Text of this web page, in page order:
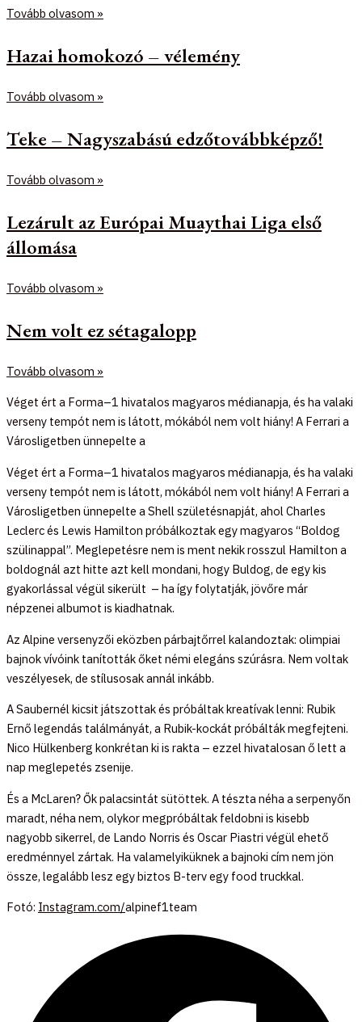
Tovább olvasom »
Hazai homokozó – vélemény
Tovább olvasom »
Teke – Nagyszabású edzőtovábbképző!
Tovább olvasom »
Lezárult az Európai Muaythai Liga első
állomása
Tovább olvasom »
Nem volt ez sétagalopp
Tovább olvasom »
Véget ért a Forma–1 hivatalos magyaros médianapja, és ha valaki
verseny tempót nem is látott, mókából nem volt hiány! A Ferrari a
Városligetben ünnepelte a
Véget ért a Forma–1 hivatalos magyaros médianapja, és ha valaki
verseny tempót nem is látott, mókából nem volt hiány! A Ferrari a
Városligetben ünnepelte a Shell születésnapját, ahol Charles
Leclerc és Lewis Hamilton próbálkoztak egy magyaros “Boldog
szülinappal”. Meglepetésre nem is ment nekik rosszul Hamilton a
boldognál azt hitte azt kell mondani, hogy Buldog, de egy kis
gyakorlással végül sikerült – ha így folytatják, jövőre már
népzenei albumot is kiadhatnak.
Az Alpine versenyzői eközben párbajtőrrel kalandoztak: olimpiai
bajnok vívóink tanították őket némi elegáns szúrásra. Nem voltak
veszélyesek, de stílusosak annál inkább.
A Saubernél kicsit játszottak és próbáltak kreatívak lenni: Rubik
Ernő legendás találmányát, a Rubik-kockát próbálták megfejteni.
Nico Hülkenberg konkrétan ki is rakta – ezzel hivatalosan ő lett a
nap meglepetés zsenije.
És a McLaren? Ők palacsintát sütöttek. A tészta néha a serpenyőn
maradt, néha nem, olykor megpróbáltak feldobni is kisebb
nagyobb sikerrel, de Lando Norris és Oscar Piastri végül ehető
eredménnyel zártak. Ha valamelyiküknek a bajnoki cím nem jön
össze, legalább lesz egy biztos B-terv egy food truckkal.
Fotó: Instagram.com/alpinef1team